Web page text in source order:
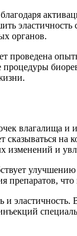
органов.
проведена
влагалища
изменений и